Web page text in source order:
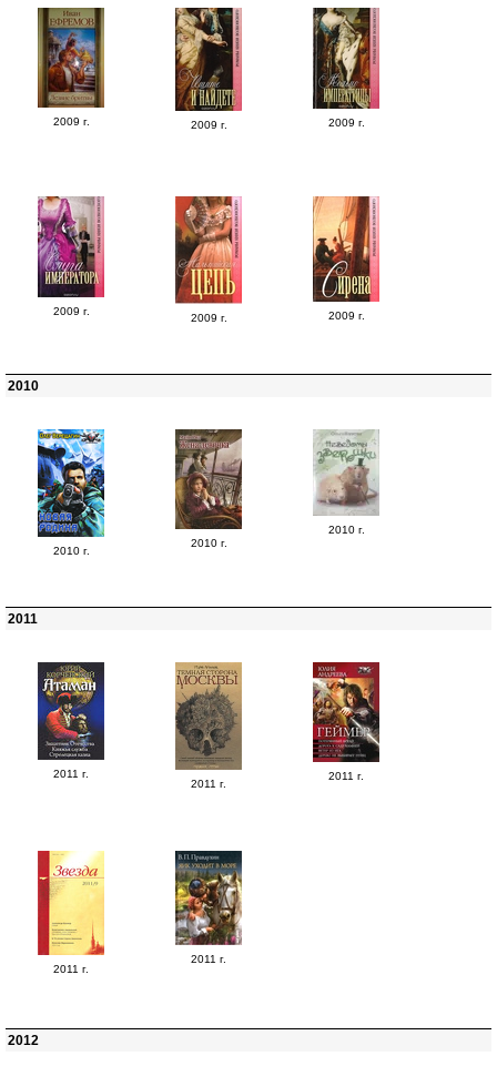
2009 г. 2009 г. 2009 г.
2009 г.
2009 г. 2009 г.
2010
2010 г.
2010 г.
2010 г.
2011
2011 г.
2011 г.
2011 г.
2011 г.
2011 г.
2012